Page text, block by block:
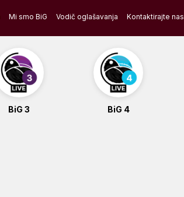
Mi smo BiG Vodič oglašavanja Kontaktirajte nas
BiG 3 BiG 4